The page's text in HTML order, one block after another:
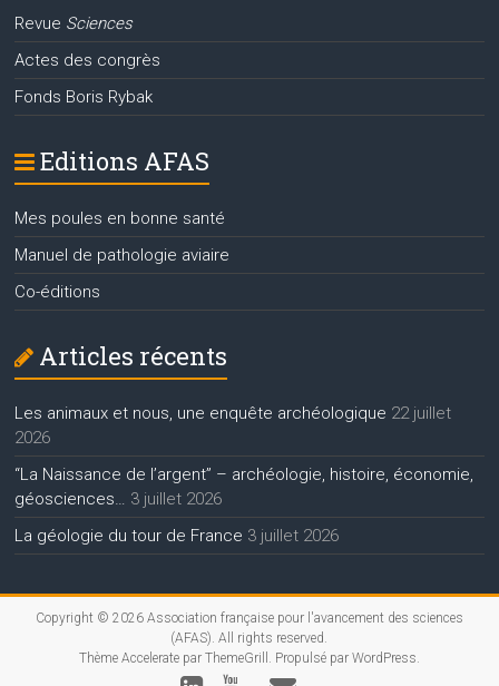
Revue Sciences
Actes des congrès
Fonds Boris Rybak
Editions AFAS
Mes poules en bonne santé
Manuel de pathologie aviaire
Co-éditions
Articles récents
Les animaux et nous, une enquête archéologique 22 juillet
2026
“La Naissance de l’argent” – archéologie, histoire, économie,
géosciences…
3 juillet 2026
La géologie du tour de France 3 juillet 2026
Copyright © 2026 Association française pour l'avancement des sciences
(AFAS) . All rights reserved.
Thème Acceleratepar ThemeGrill. Propulsé par WordPress